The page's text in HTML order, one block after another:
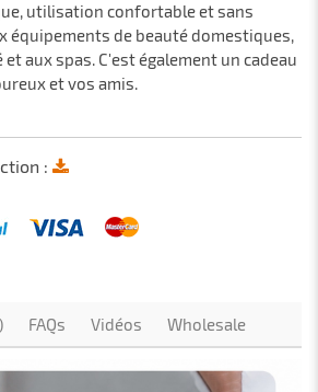
utilisation confortable et sans
équipements de beauté domestiques,
aux spas. C'est également un cadeau
et vos amis.
:
FAQs Vidéos Wholesale